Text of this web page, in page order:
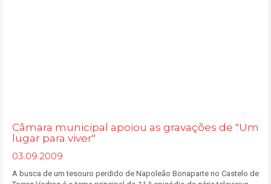
Câmara municipal apoiou as gravações de "Um
lugar para viver"
03.09.2009
A busca de um tesouro perdido de Napoleão Bonaparte no Castelo de